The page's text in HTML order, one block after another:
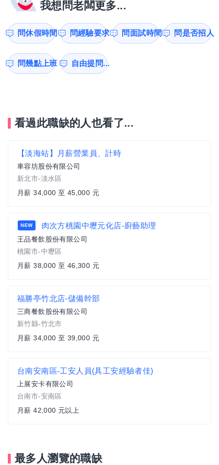
我想問老闆更多...
問休假時間 問經驗要求 問面試時間 問是否招人
問幾點上班 自由提問...
看過此職缺的人也看了...
【淡海站】月薪營業員、計時
車容坊股份有限公司
新北市-淡水區
月薪 34,000 至 45,000 元
NEW 肉次方桃園中壢元化店-廚藝助理
王品餐飲股份有限公司
桃園市-中壢區
月薪 38,000 至 46,300 元
福勝亭竹北店-儲備幹部
三商餐飲股份有限公司
新竹縣-竹北市
月薪 34,000 至 39,000 元
台南安南區-工安人員(具工安經驗者佳)
上展安卡有限公司
台南市-安南區
月薪 42,000 元以上
最多人瀏覽的職缺